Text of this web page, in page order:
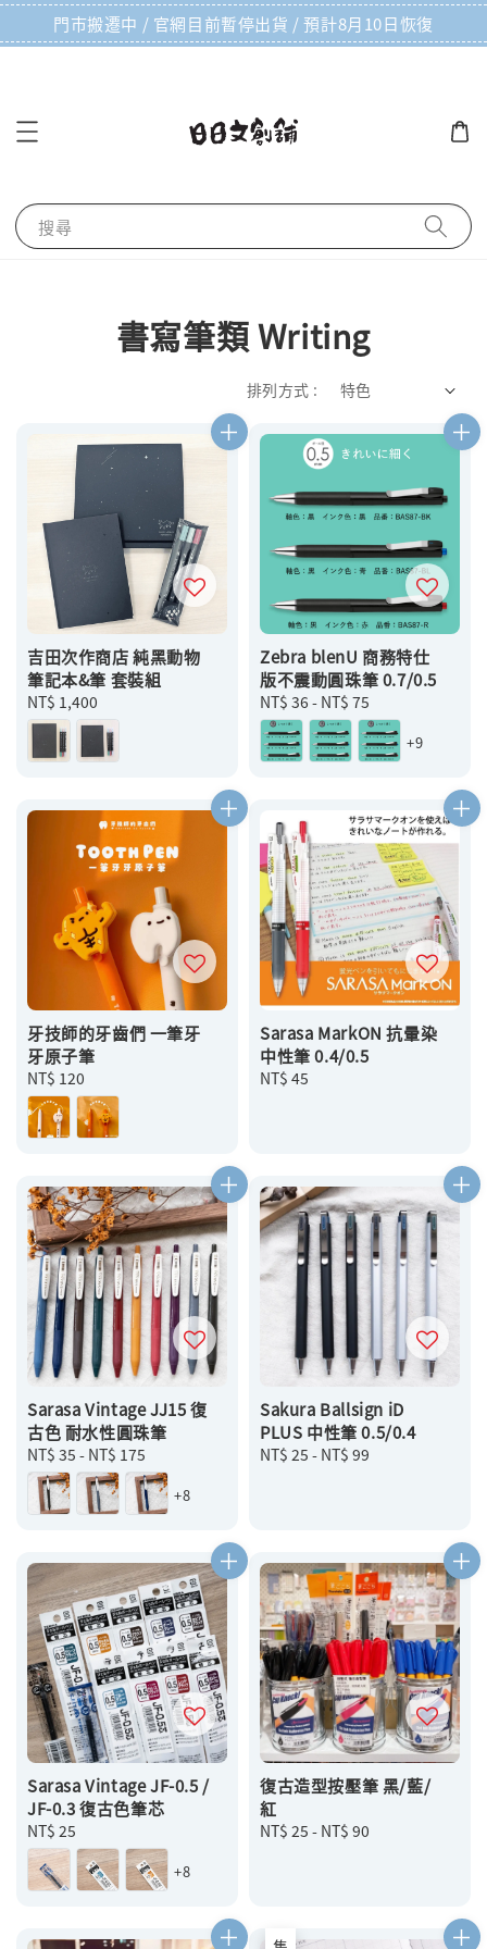
門市搬遷中 / 官網目前暫停出貨 / 預計8月10日恢復
搜尋
書寫筆類 Writing
排列方式 :
吉田次作商店 純黑動物
筆記本&筆 套裝組
Regular
price
NT$ 1,400
Zebra blenU 商務特仕
版不震動圓珠筆 0.7/0.5
Regular
price
NT$ 36 - NT$ 75
+9
牙技師的牙齒們 一筆牙
牙原子筆
Regular
price
NT$ 120
Sarasa MarkON 抗暈染
中性筆 0.4/0.5
Regular
NT$ 45
Sarasa Vintage JJ15 復
古色 耐水性圓珠筆
Regular
price
NT$ 35 - NT$ 175
+8
Sakura Ballsign iD
PLUS 中性筆 0.5/0.4
Regular
NT$ 25 - NT$ 99
Sarasa Vintage JF-0.5 /
JF-0.3 復古色筆芯
Regular
price
NT$ 25
+8
復古造型按壓筆 黑/藍/
紅
Regular
NT$ 25 - NT$ 90